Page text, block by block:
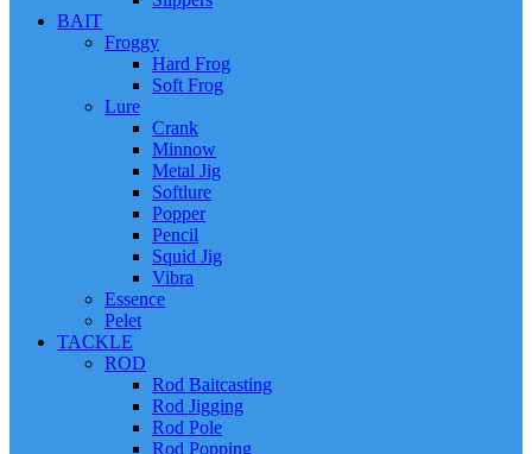
BAIT
Froggy
Hard Frog
Soft Frog
Lure
Crank
Minnow
Metal Jig
Softlure
Popper
Pencil
Squid Jig
Vibra
Essence
Pelet
TACKLE
ROD
Rod Baitcasting
Rod Jigging
Rod Pole
Rod Popping